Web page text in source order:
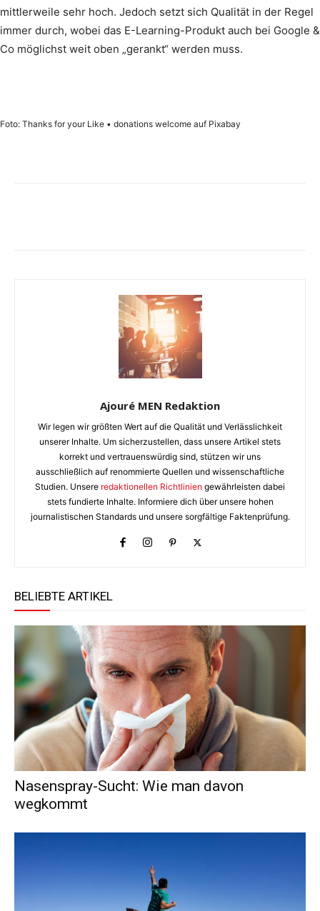
mittlerweile sehr hoch. Jedoch setzt sich Qualität in der Regel
immer durch, wobei das E-Learning-Produkt auch bei Google &
Co möglichst weit oben „gerankt“ werden muss.
Foto: Thanks for your Like • donations welcome auf Pixabay
Ajouré MEN Redaktion
Wir legen wir größten Wert auf die Qualität und Verlässlichkeit
unserer Inhalte. Um sicherzustellen, dass unsere Artikel stets
korrekt und vertrauenswürdig sind, stützen wir uns
ausschließlich auf renommierte Quellen und wissenschaftliche
Studien. Unsere redaktionellen Richtlinien gewährleisten dabei
stets fundierte Inhalte. Informiere dich über unsere hohen
journalistischen Standards und unsere sorgfältige Faktenprüfung.
BELIEBTE ARTIKEL
Nasenspray-Sucht: Wie man davon
wegkommt